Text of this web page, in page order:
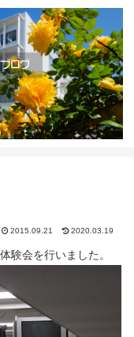
2015.09.21 2020.03.19
験会を行いました。